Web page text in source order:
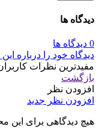
دیدگاه ها
0 دیدگاه ها
دیدگاه خود را درباره این
مفیدترین نظرات
بازگشت
افزودن نظر
افزودن نظر جدید
هیچ دیدگاهی برای